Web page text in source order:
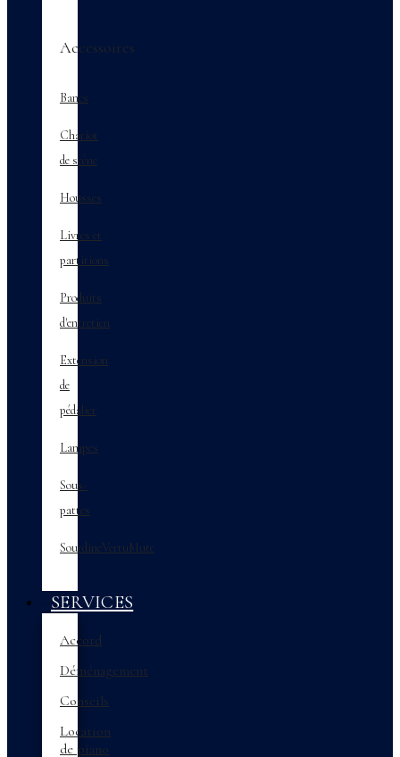
Accessoires
Bancs
Chariot
de scène
Housses
Livres et
partitions
Produits
d'entretien
Extension
de
pédalier
Lampes
Sous-
pattes
SourdineVertuMute
SERVICES
Accord
Déménagement
Conseils
Location
de piano